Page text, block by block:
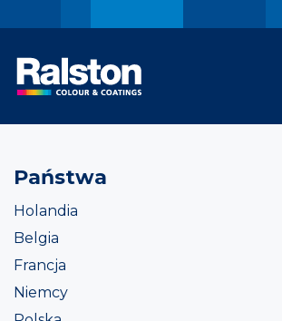
Państwa
Holandia
Belgia
Francja
Niemcy